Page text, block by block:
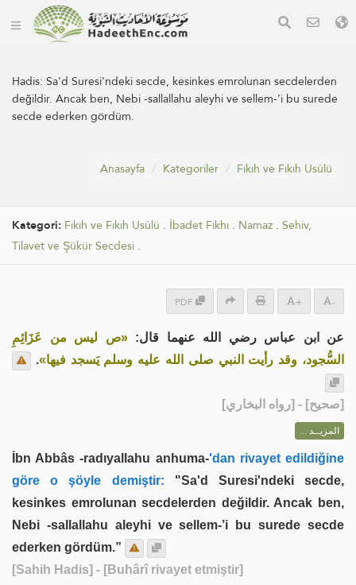
Hadis:Sa'd Suresi'ndeki secde, kesinkes emrolunan secdelerden
değildir. Ancak ben, Nebi -sallallahu aleyhi ve sellem-’i bu surede
secde ederken gördüm.
Anasayfa Kategoriler Fıkıh ve Fıkıh Usûlü
Kategori: Fıkıh ve Fıkıh Usûlü . İbadet Fıkhı . Namaz . Sehiv,
Tilavet ve Şükür Secdesi .
PDF + -
عن ابن عباس رضي الله عنهما قال:«ص ليس من عَزَائِمِ
السُّجود، وقد رأيت النبي صلى الله عليه وسلم يَسجد فيها».
[صحيح] - [رواه البخاري]
المزيــد ...
İbn Abbâs -radıyallahu anhuma-'dan rivayet edildiğine
göre o şöyle demiştir: "Sa'd Suresi'ndeki secde,
kesinkes emrolunan secdelerden değildir. Ancak ben,
Nebi -sallallahu aleyhi ve sellem-’i bu surede secde
ederken gördüm.”
[Sahih Hadis] - [Buhârî rivayet etmiştir]